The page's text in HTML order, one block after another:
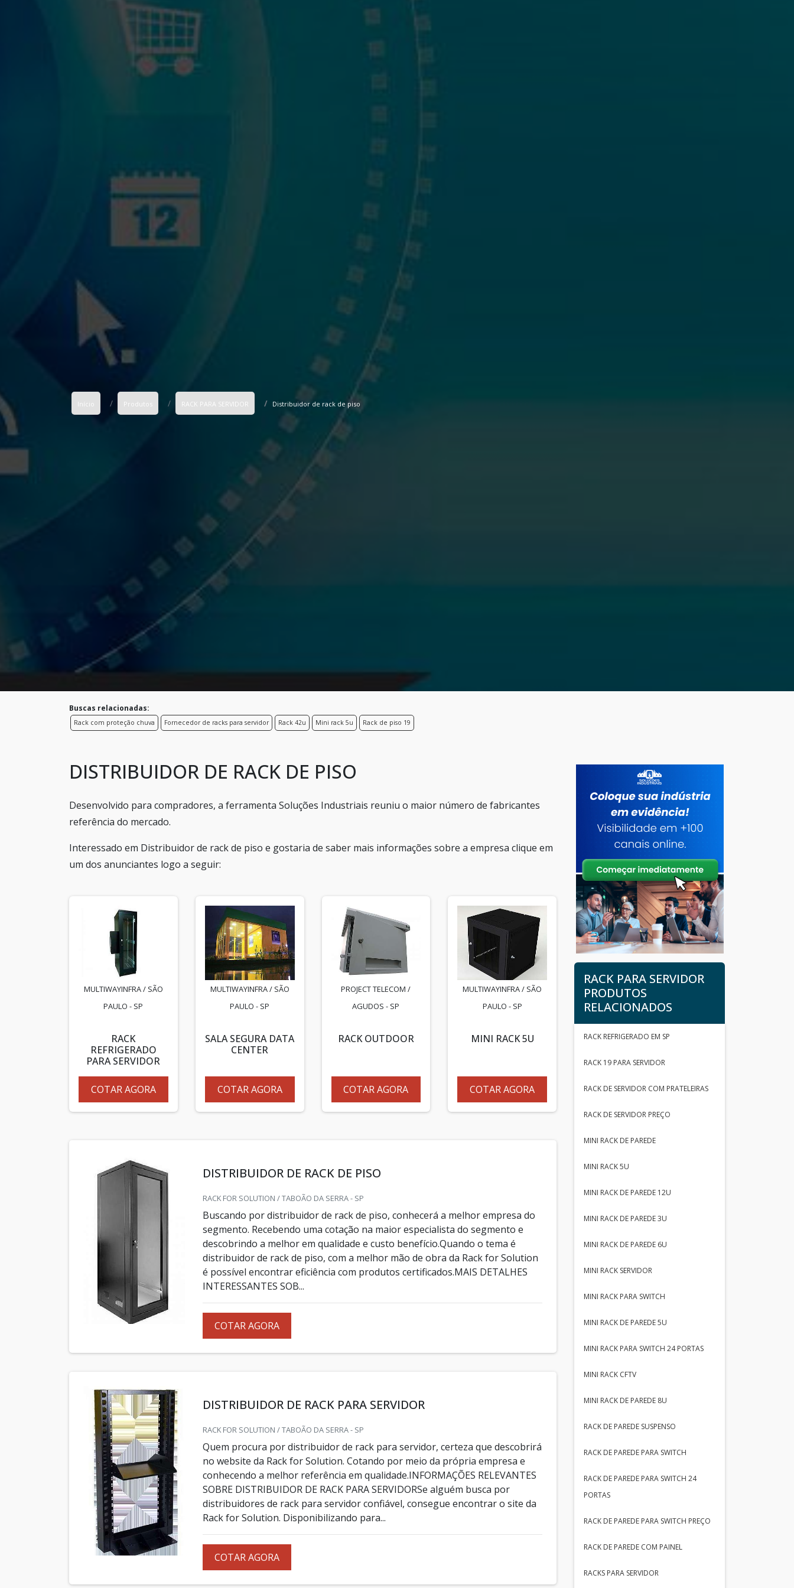
Início Produtos RACK PARA SERVIDOR Distribuidor de rack de piso
Buscas relacionadas:
Rack com proteção chuva Fornecedor de racks para servidor Rack 42u Mini rack 5u Rack de piso 19
DISTRIBUIDOR DE RACK DE PISO
Desenvolvido para compradores, a ferramenta Soluções Industriais reuniu o maior número de fabricantes
referência do mercado.
Interessado em Distribuidor de rack de piso e gostaria de saber mais informações sobre a empresa clique em
um dos anunciantes logo a seguir:
MULTIWAYINFRA / SÃO
PAULO - SP
RACK
REFRIGERADO
PARA SERVIDOR
COTAR AGORA
MULTIWAYINFRA / SÃO
PAULO - SP
SALA SEGURA DATA
CENTER
COTAR AGORA
PROJECT TELECOM /
AGUDOS - SP
RACK OUTDOOR
COTAR AGORA
MULTIWAYINFRA / SÃO
PAULO - SP
MINI RACK 5U
COTAR AGORA
DISTRIBUIDOR DE RACK DE PISO
RACK FOR SOLUTION / TABOÃO DA SERRA - SP
Buscando por distribuidor de rack de piso, conhecerá a melhor empresa do
segmento. Recebendo uma cotação na maior especialista do segmento e
descobrindo a melhor em qualidade e custo benefício.Quando o tema é
distribuidor de rack de piso, com a melhor mão de obra da Rack for Solution
é possível encontrar eficiência com produtos certificados.MAIS DETALHES
INTERESSANTES SOB...
COTAR AGORA
DISTRIBUIDOR DE RACK PARA SERVIDOR
RACK FOR SOLUTION / TABOÃO DA SERRA - SP
Quem procura por distribuidor de rack para servidor, certeza que descobrirá
no website da Rack for Solution. Cotando por meio da própria empresa e
conhecendo a melhor referência em qualidade.INFORMAÇÕES RELEVANTES
SOBRE DISTRIBUIDOR DE RACK PARA SERVIDORSe alguém busca por
distribuidores de rack para servidor confiável, consegue encontrar o site da
Rack for Solution. Disponibilizando para...
COTAR AGORA
RACK PARA SERVIDOR
PRODUTOS
RELACIONADOS
RACK REFRIGERADO EM SP
RACK 19 PARA SERVIDOR
RACK DE SERVIDOR COM PRATELEIRAS
RACK DE SERVIDOR PREÇO
MINI RACK DE PAREDE
MINI RACK 5U
MINI RACK DE PAREDE 12U
MINI RACK DE PAREDE 3U
MINI RACK DE PAREDE 6U
MINI RACK SERVIDOR
MINI RACK PARA SWITCH
MINI RACK DE PAREDE 5U
MINI RACK PARA SWITCH 24 PORTAS
MINI RACK CFTV
MINI RACK DE PAREDE 8U
RACK DE PAREDE SUSPENSO
RACK DE PAREDE PARA SWITCH
RACK DE PAREDE PARA SWITCH 24
PORTAS
RACK DE PAREDE PARA SWITCH PREÇO
RACK DE PAREDE COM PAINEL
RACKS PARA SERVIDOR